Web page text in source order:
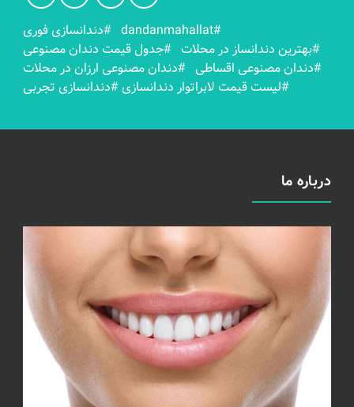
#dandanmahallat
#دندانسازی فوری
#بهترين دندانساز در محلات #جدول قیمت دندان مصنوعی
#دندان مصنوعی اقساطی #دندان مصنوعی ارزان در محلات
#لیست قیمت لابراتوار دندانسازی#دندانسازی تجربی
درباره ما